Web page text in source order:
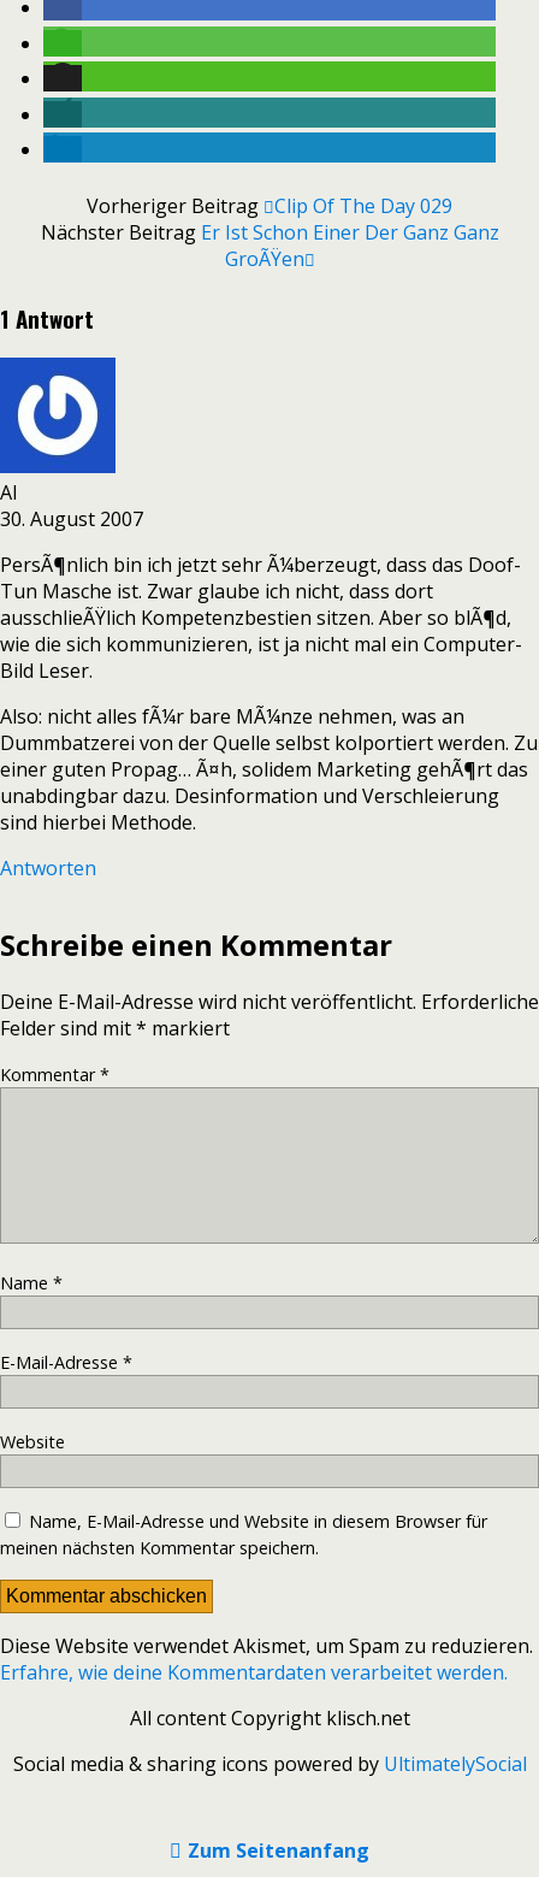
Vorheriger Beitrag Clip Of The Day 029
Nächster Beitrag Er Ist Schon Einer Der Ganz Ganz
GroÃŸen
1 Antwort
Al
30. August 2007
PersÃ¶nlich bin ich jetzt sehr Ã¼berzeugt, dass das Doof-
Tun Masche ist. Zwar glaube ich nicht, dass dort
ausschlieÃŸlich Kompetenzbestien sitzen. Aber so blÃ¶d,
wie die sich kommunizieren, ist ja nicht mal ein Computer-
Bild Leser.
Also: nicht alles fÃ¼r bare MÃ¼nze nehmen, was an
Dummbatzerei von der Quelle selbst kolportiert werden. Zu
einer guten Propag… Ã¤h, solidem Marketing gehÃ¶rt das
unabdingbar dazu. Desinformation und Verschleierung
sind hierbei Methode.
Antworten
Schreibe einen Kommentar
Deine E-Mail-Adresse wird nicht veröffentlicht. Erforderliche
Felder sind mit* markiert
Kommentar*
Name *
E-Mail-Adresse *
Website
Name, E-Mail-Adresse und Website in diesem Browser für
meinen nächsten Kommentar speichern.
Diese Website verwendet Akismet, um Spam zu reduzieren.
Erfahre, wie deine Kommentardaten verarbeitet werden.
All content Copyright klisch.net
Social media & sharing icons powered by UltimatelySocial
Zum Seitenanfang